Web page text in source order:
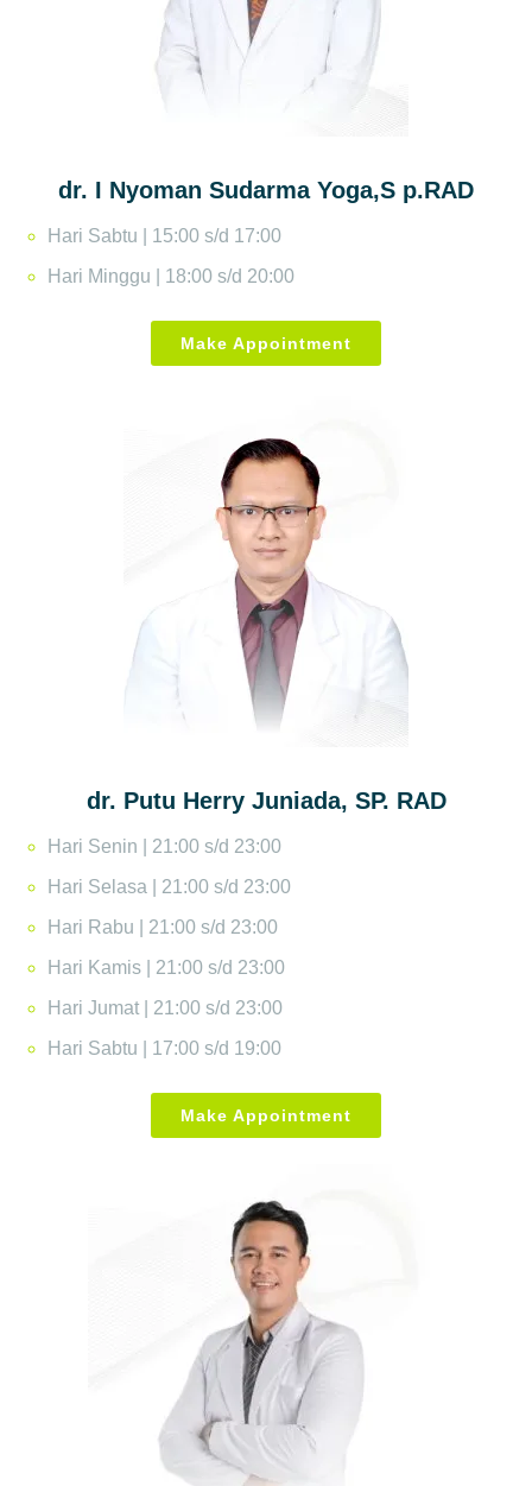
dr. I Nyoman Sudarma Yoga,S p.RAD
Hari Sabtu | 15:00 s/d 17:00
Hari Minggu | 18:00 s/d 20:00
Make Appointment
dr. Putu Herry Juniada, SP. RAD
Hari Senin | 21:00 s/d 23:00
Hari Selasa | 21:00 s/d 23:00
Hari Rabu | 21:00 s/d 23:00
Hari Kamis | 21:00 s/d 23:00
Hari Jumat | 21:00 s/d 23:00
Hari Sabtu | 17:00 s/d 19:00
Make Appointment